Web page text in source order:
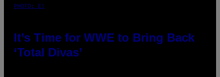
PHOTO: E!
It’s Time for WWE to Bring Back
‘Total Divas’